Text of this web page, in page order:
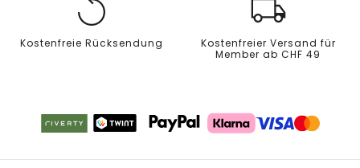
Kostenfreie Rücksendung
Kostenfreier Versand für
Member ab CHF 49